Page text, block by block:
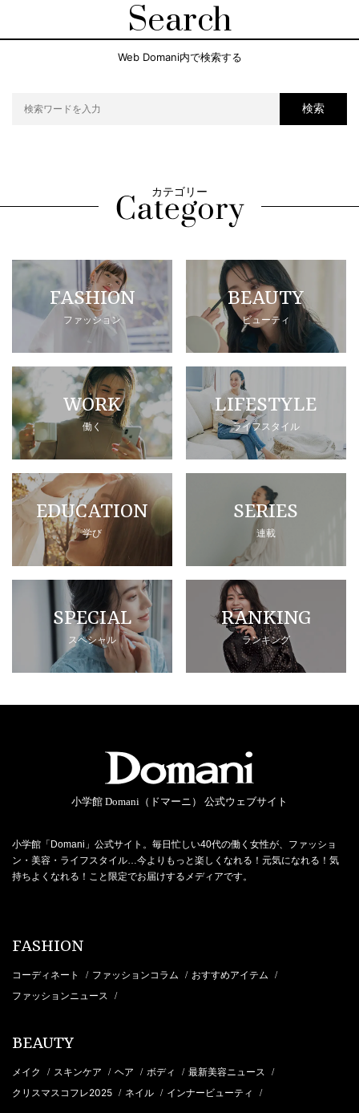
Search
Web Domani内で検索する
検索
カテゴリー
FASHION
ファッション
BEAUTY
ビューティ
WORK
働く
LIFESTYLE
ライフスタイル
EDUCATION
学び
SERIES
連載
SPECIAL
スペシャル
RANKING
ランキング
小学館 Domani（ドマーニ） 公式ウェブサイト
小学館「Domani」公式サイト。毎日忙しい40代の働く女性が、ファッショ
ン・美容・ライフスタイル…今よりもっと楽しくなれる！元気になれる！気
持ちよくなれる！こと限定でお届けするメディアです。
FASHION
コーディネート / ファッションコラム / おすすめアイテム /
ファッションニュース /
BEAUTY
メイク / スキンケア / ヘア / ボディ / 最新美容ニュース /
クリスマスコフレ2025 / ネイル / インナービューティ /